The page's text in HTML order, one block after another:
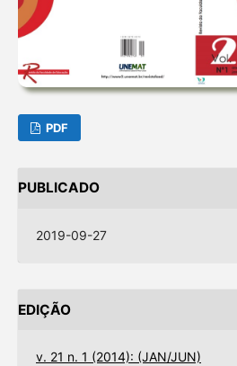
PDF
PUBLICADO
2019-09-27
EDIÇÃO
v. 21 n. 1 (2014): (JAN/JUN)